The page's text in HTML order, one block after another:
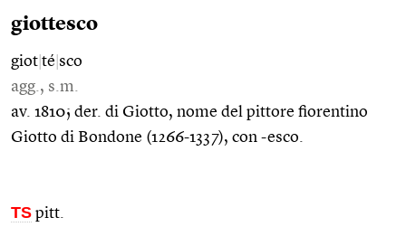
giottesco
giot té sco
agg., s.m.
av. 1810; der. di Giotto, nome del pittore fiorentino
Giotto di Bondone (1266-1337), con -esco.
TS pitt.